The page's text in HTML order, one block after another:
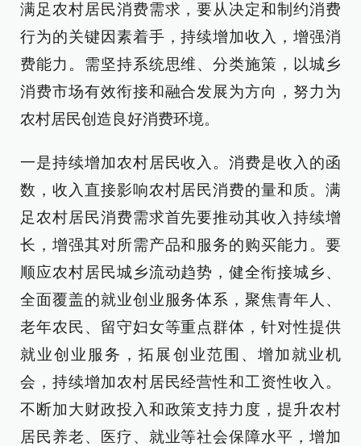
满足农村居民消费需求，要从决定和制约消费
行为的关键因素着手，持续增加收入，增强消
费能力。需坚持系统思维、分类施策，以城乡
消费市场有效衔接和融合发展为方向，努力为
农村居民创造良好消费环境。
一是持续增加农村居民收入。消费是收入的函
数，收入直接影响农村居民消费的量和质。满
足农村居民消费需求首先要推动其收入持续增
长，增强其对所需产品和服务的购买能力。要
顺应农村居民城乡流动趋势，健全衔接城乡、
全面覆盖的就业创业服务体系，聚焦青年人、
老年农民、留守妇女等重点群体，针对性提供
就业创业服务，拓展创业范围、增加就业机
会，持续增加农村居民经营性和工资性收入。
不断加大财政投入和政策支持力度，提升农村
居民养老、医疗、就业等社会保障水平，增加